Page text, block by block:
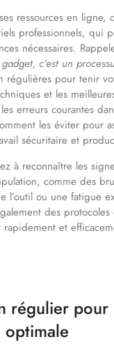
ressources en ligne,
professionnels, qui
nécessaires.
c’est un
régulières pour tenir
et les
erreurs courantes
les éviter pour
sécuritaire et
à reconnaître les
comme des
l’outil ou une fatigue
des protocoles
et
régulier pour